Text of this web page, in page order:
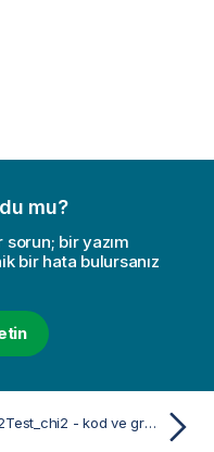
mu?
bir yazım
bir hata bulursanız
Chi2Test_chi2 - kod ve grafik fonksiyonu